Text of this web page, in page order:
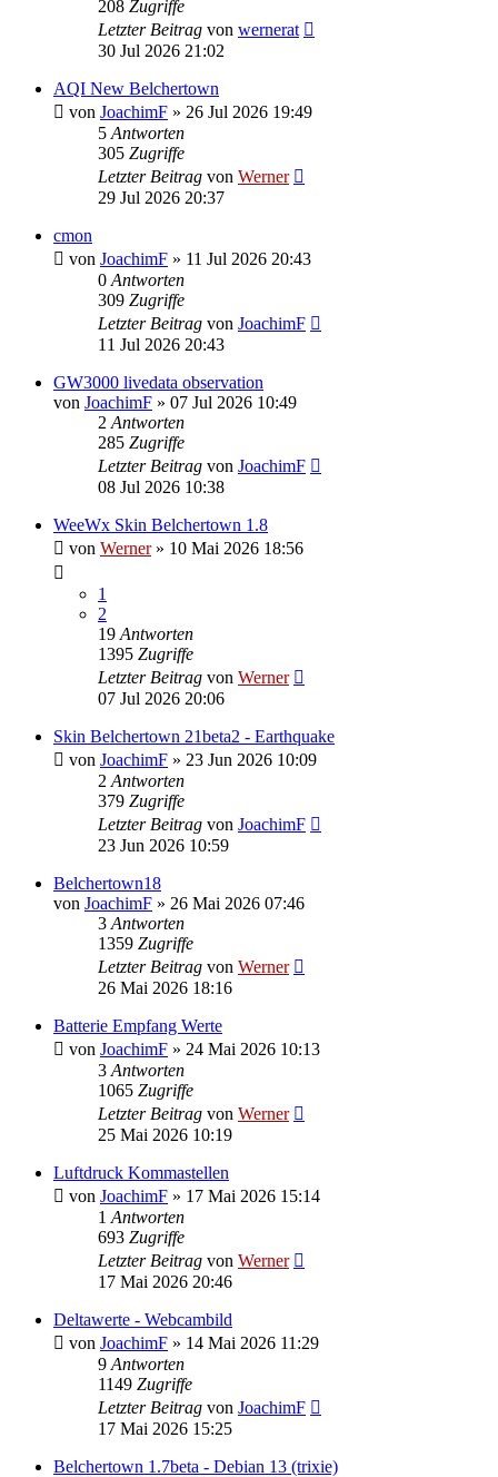
208 Zugriffe
Letzter Beitrag von wernerat
30 Jul 2026 21:02
AQI New Belchertown
von JoachimF » 26 Jul 2026 19:49
5 Antworten
305 Zugriffe
Letzter Beitrag von Werner
29 Jul 2026 20:37
cmon
von JoachimF » 11 Jul 2026 20:43
0 Antworten
309 Zugriffe
Letzter Beitrag von JoachimF
11 Jul 2026 20:43
GW3000 livedata observation
von JoachimF » 07 Jul 2026 10:49
2 Antworten
285 Zugriffe
Letzter Beitrag von JoachimF
08 Jul 2026 10:38
WeeWx Skin Belchertown 1.8
von Werner» 10 Mai 2026 18:56
1
2
19 Antworten
1395 Zugriffe
Letzter Beitrag von Werner
07 Jul 2026 20:06
Skin Belchertown 21beta2 - Earthquake
von JoachimF » 23 Jun 2026 10:09
2 Antworten
379 Zugriffe
Letzter Beitrag von JoachimF
23 Jun 2026 10:59
Belchertown18
von JoachimF » 26 Mai 2026 07:46
3 Antworten
1359 Zugriffe
Letzter Beitrag von Werner
26 Mai 2026 18:16
Batterie Empfang Werte
von JoachimF » 24 Mai 2026 10:13
3 Antworten
1065 Zugriffe
Letzter Beitrag von Werner
25 Mai 2026 10:19
Luftdruck Kommastellen
von JoachimF » 17 Mai 2026 15:14
1 Antworten
693 Zugriffe
Letzter Beitrag von Werner
17 Mai 2026 20:46
Deltawerte - Webcambild
von JoachimF » 14 Mai 2026 11:29
9 Antworten
1149 Zugriffe
Letzter Beitrag von JoachimF
17 Mai 2026 15:25
Belchertown 1.7beta - Debian 13 (trixie)